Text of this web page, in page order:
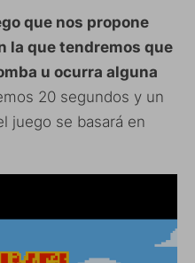
que nos propone
la que tendremos que
u ocurra alguna
20 segundos y un
juego se basará en